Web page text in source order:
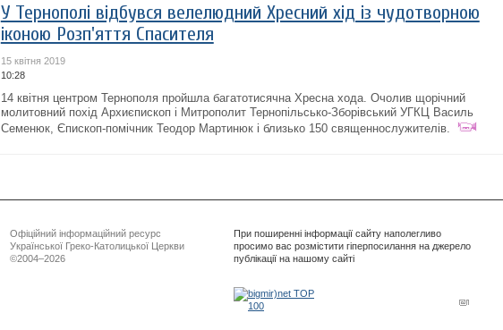
У Тернополі відбувся велелюдний Хресний хід із чудотворною
іконою Розп'яття Спасителя
15 квітня 2019
10:28
14 квітня центром Тернополя пройшла багатотисячна Хресна хода. Очолив щорічний
молитовний похід Архиєпископ і Митрополит Тернопільсько-Зборівський УГКЦ Василь
Семенюк, Єпископ-помічник Теодор Мартинюк і близько 150 священнослужителів.
Офіційний інформаційний ресурс
Української Греко-Католицької Церкви
©2004–2026
При поширенні інформації сайту наполегливо
просимо вас розмістити гіперпосилання на джерело
публікації на нашому сайті